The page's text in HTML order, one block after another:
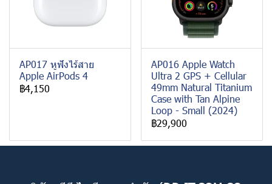
AP017 หูฟังไร้สาย
Apple AirPods 4
฿4,150
AP016 Apple Watch
Ultra 2 GPS + Cellular
49mm Natural Titanium
Case with Tan Alpine
Loop - Small (2024)
฿29,900